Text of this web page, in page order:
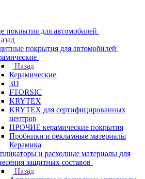
покрытия для автомобилей
покрытия для автомобилей
Назад
Керамические
3D
FTORSIC
KRYTEX
KRYTEX для сертифицированных
центров
ПРОЧИЕ керамические покрытия
Пробники и рекламные материалы
Керамика
и расходные материалы для
защитных составов
Назад